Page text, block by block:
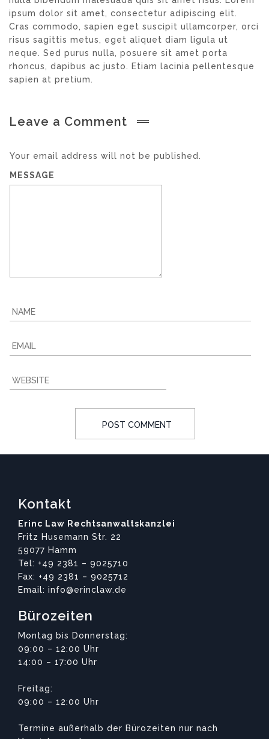
ipsum dolor sit amet, consectetur adipiscing elit.
Cras commodo, sapien eget suscipit ullamcorper, orci
risus sagittis metus, eget aliquet diam ligula ut
neque. Sed purus nulla, posuere sit amet porta
rhoncus, dapibus ac justo. Etiam lacinia pellentesque
sapien at pretium.
Leave a Comment
Your email address will not be published.
MESSAGE
Kontakt
Erinc Law Rechtsanwaltskanzlei
Fritz Husemann Str. 22
59077 Hamm
Tel: +49 2381 – 9025710
Fax: +49 2381 – 9025712
Email: info@erinclaw.de
Bürozeiten
Montag bis Donnerstag:
09:00 – 12:00 Uhr
14:00 – 17:00 Uhr
Freitag:
09:00 – 12:00 Uhr
Termine außerhalb der Bürozeiten nur nach